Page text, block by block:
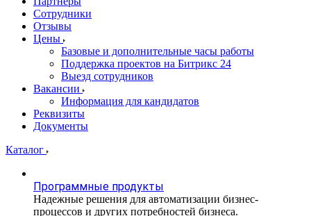
Сотрудники
Отзывы
Цены
Базовые и дополнительные часы работы
Поддержка проектов на Битрикс 24
Выезд сотрудников
Вакансии
Информация для кандидатов
Реквизиты
Документы
Каталог
Программные продукты
Надежные решения для автоматизации бизнес-
процессов и других потребностей бизнеса.